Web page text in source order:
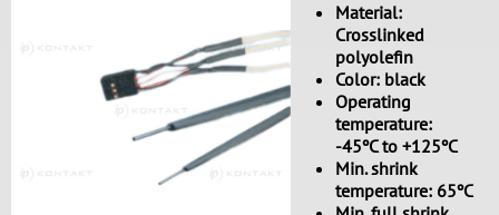
Material:
Crosslinked
polyolefin
Color: black
Operating
temperature:
-45ºC to +125ºC
Min. shrink
temperature: 65ºC